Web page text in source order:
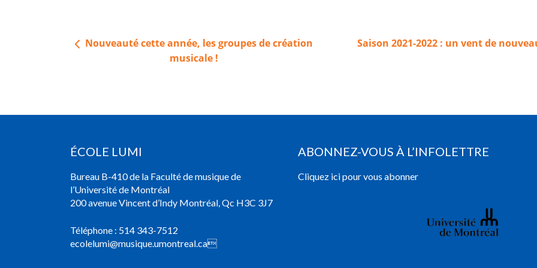
Navigation
Nouveauté cette année, les groupes de création
musicale !
Saison 2021-2022 : un vent de
ÉCOLE LUMI
Bureau B-410 de la Faculté de musique de
l’Université de Montréal
200 avenue Vincent d’Indy Montréal, Qc H3C 3J7
Téléphone : 514 343-7512
ecolelumi@musique.umontreal.ca
ABONNEZ-VOUS À L’INFOLETTRE
Cliquez ici pour vous abonner